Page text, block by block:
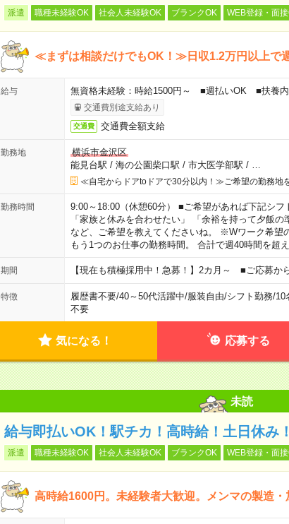
派遣 職種未経験OK 社会人未経験OK ブランクOK WEB登録・面
≪まずは相談だけでもOK！≫日収1.2万円以上で
給与 無資格未経験：時給1500円～ ■週払いOK ■扶養
交通費別途支給あり
交通費 交通費全額支給
勤務地
横浜市金沢区
能見台駅 / 海の公園柴口駅 / 市大医学部駅 /
≪自宅からドアtoドアで30分以内！≫ご希望の勤務地を
勤務時間
9:00～18:00（休憩60分） ■ご希望があれば下記シ
「家族と休みを合わせたい」 「余裕を持って夕飯
など、ご希望を教えてくださいね。 ※Wワーク希望
もう1つのお仕事の勤務時間。 合計で週40時間を超
期間 【現在も積極採用中！急募！】2カ月～ ■ご応募か
特徴 履歴書不要/40～50代活躍中/服装自由/シフト勤務/10
不要
気になる！ 応募する
未読
給与即払いOK！駅チカ！高時給！土日休み
派遣 職種未経験OK 社会人未経験OK ブランクOK WEB登録・面
高時給1600円。未経験者大歓迎。メンマの製造